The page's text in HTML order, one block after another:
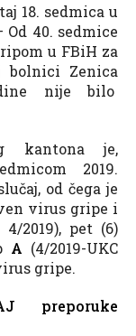
18. sedmica u
Od 40. sedmice
u FBiH za
bolnici Zenica
nije bilo
kantona je,
2019.
od čega je
virus gripe i
4/2019), pet (6)
A (4/2019-UKC
gripe.
preporuke